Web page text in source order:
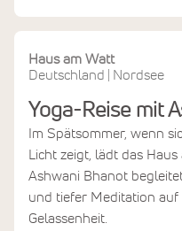
Haus am Watt
Deutschland
Nordsee
Yoga-Reise mit
Im Spätsommer, wenn
Licht zeigt, lädt das
Ashwani Bhanot
und tiefer Meditation
Gelassenheit.